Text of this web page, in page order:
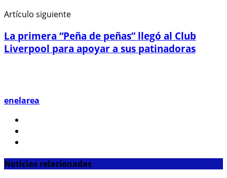
Artículo siguiente
La primera “Peña de peñas” llegó al Club
Liverpool para apoyar a sus patinadoras
enelarea
Noticias relacionadas